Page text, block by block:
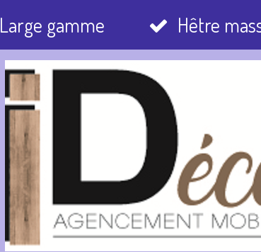
Large gamme Hêtre